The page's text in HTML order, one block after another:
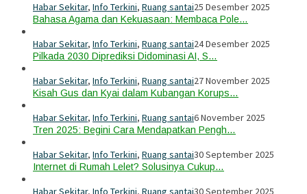
Habar Sekitar, Info Terkini, Ruang santai25 Desember 2025
Bahasa Agama dan Kekuasaan: Membaca Pole…
Habar Sekitar, Info Terkini, Ruang santai24 Desember 2025
Pilkada 2030 Diprediksi Didominasi AI, S…
Habar Sekitar, Info Terkini, Ruang santai27 November 2025
Kisah Gus dan Kyai dalam Kubangan Korups…
Habar Sekitar, Info Terkini, Ruang santai6 November 2025
Tren 2025: Begini Cara Mendapatkan Pengh…
Habar Sekitar, Info Terkini, Ruang santai30 September 2025
Internet di Rumah Lelet? Solusinya Cukup…
Habar Sekitar, Info Terkini, Ruang santai30 September 2025